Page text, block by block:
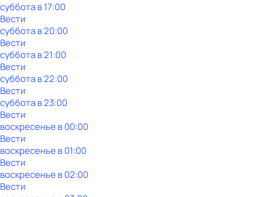
субботав17:00
Вести
субботав20:00
Вести
субботав21:00
Вести
субботав22:00
Вести
субботав23:00
Вести
воскресенье в00:00
Вести
воскресенье в01:00
Вести
воскресенье в02:00
Вести